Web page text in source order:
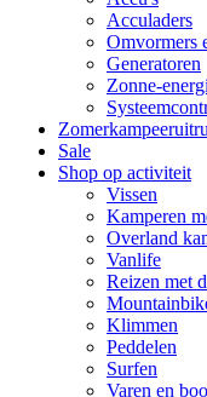
Acculaders
Omvormers
Generatoren
Zonne-
Sale
Shop op activiteit
Vissen
Kamperen
Overland
Vanlife
Reizen met
Klimmen
Peddelen
Surfen
Varen en